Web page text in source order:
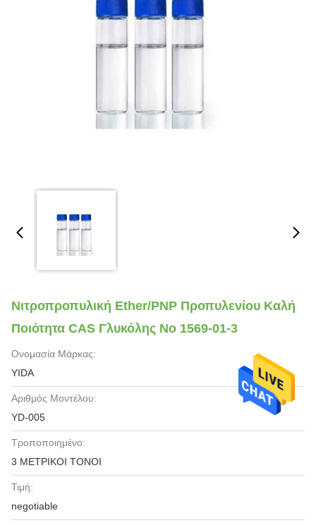
Νιτροπροπυλική Ether/PNP Προπυλενίου Καλή
Ποιότητα CAS Γλυκόλης Νο 1569-01-3
Ονομασία Μάρκας:
YIDA
Αριθμός Μοντέλου:
YD-005
Τροποποιημένο:
3 ΜΕΤΡΙΚΟΙ ΤΟΝΟΙ
Τιμή:
negotiable